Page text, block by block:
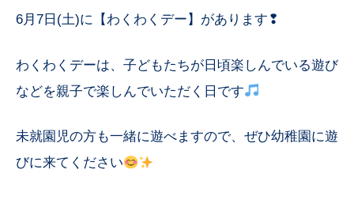
6月7日(土)に【わくわくデー】があります❢
わくわくデーは、子どもたちが日頃楽しんでいる遊び
などを親子で楽しんでいただく日です
未就園児の方も一緒に遊べますので、ぜひ幼稚園に遊
びに来てください